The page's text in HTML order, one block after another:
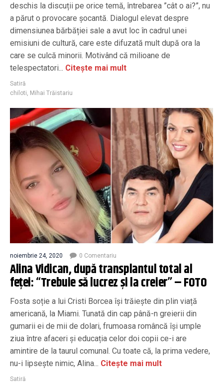
deschis la discuții pe orice temă, întrebarea ”cât o ai?”, nu
a părut o provocare șocantă. Dialogul elevat despre
dimensiunea bărbăției sale a avut loc în cadrul unei
emisiuni de cultură, care este difuzată mult după ora la
care se culcă minorii. Motivând că milioane de
telespectatori... Citește mai mult
Satiră
chiloti, Mihai Trăistariu
noiembrie 24, 2020 0 Comentariu
Alina Vidican, după transplantul total al
feţei: “Trebuie să lucrez şi la creier” – FOTO
Fosta soție a lui Cristi Borcea își trăiește din plin viață
americană, la Miami. Tunată din cap până-n greierii din
gumarii ei de mii de dolari, frumoasa româncă își umple
ziua între afaceri și educația celor doi copii ce-i are
amintire de la taurul comunal. Cu toate că, la prima vedere,
nu-i lipsește nimic, Alina... Citește mai mult
Satiră